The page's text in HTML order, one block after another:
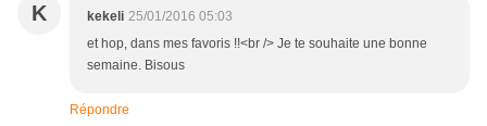
K kekeli 25/01/2016 05:03
et hop, dans mes favoris !!<br /> Je te souhaite une bonne
semaine. Bisous
Répondre